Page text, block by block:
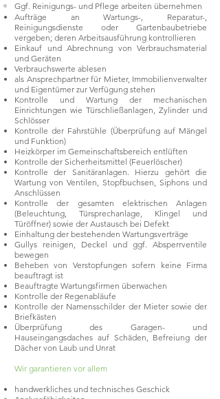
Ggf. Reinigungs- und Pflege arbeiten übernehmen
Aufträge an Wartungs-, Reparatur-,
Reinigungsdienste oder Gartenbaubetriebe
vergeben; deren Arbeitsausführung kontrollieren
Einkauf und Abrechnung von Verbrauchsmaterial
und Geräten
Verbrauchswerte ablesen
als Ansprechpartner für Mieter, Immobilienverwalter
und Eigentümer zur Verfügung stehen
Kontrolle und Wartung der mechanischen
Einrichtungen wie Türschließanlagen, Zylinder und
Schlösser
Kontrolle der Fahrstühle (Überprüfung auf Mängel
und Funktion)
Heizkörper im Gemeinschaftsbereich entlüften
Kontrolle der Sicherheitsmittel (Feuerlöscher)
Kontrolle der Sanitäranlagen. Hierzu gehört die
Wartung von Ventilen, Stopfbuchsen, Siphons und
Anschlüssen
Kontrolle der gesamten elektrischen Anlagen
(Beleuchtung, Türsprechanlage, Klingel und
Türöffner) sowie der Austausch bei Defekt
Einhaltung der bestehenden Wartungsverträge
Gullys reinigen, Deckel und ggf. Absperrventile
bewegen
Beheben von Verstopfungen sofern keine Firma
beauftragt ist
Beauftragte Wartungsfirmen überwachen
Kontrolle der Regenabläufe
Kontrolle der Namensschilder der Mieter sowie der
Briefkästen
Überprüfung des Garagen- und
Hauseingangsdaches auf Schäden, Befreiung der
Dächer von Laub und Unrat
Wir garantieren vor allem
handwerkliches und technisches Geschick